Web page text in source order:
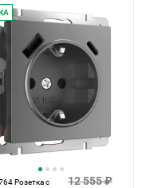
Розетка с 12 555 ₽